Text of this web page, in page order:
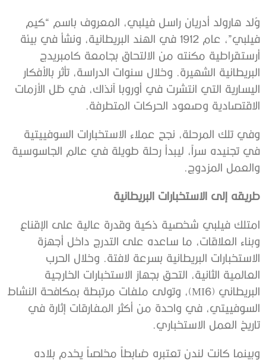
وُلد هارولد أدريان راسل فيلبي، المعروف باسم “كيم
فيلبي”، عام 1912 في الهند البريطانية، ونشأ في بيئة
أرستقراطية مكنته من الالتحاق بجامعة كامبريدج
البريطانية الشهيرة. وخلال سنوات الدراسة، تأثر بالأفكار
اليسارية التي انتشرت في أوروبا آنذاك، في ظل الأزمات
الاقتصادية وصعود الحركات المتطرفة.
وفي تلك المرحلة، نجح عملاء الاستخبارات السوفييتية
في تجنيده سراً، ليبدأ رحلة طويلة في عالم الجاسوسية
والعمل المزدوج.
طريقه إلى الاستخبارات البريطانية
امتلك فيلبي شخصية ذكية وقدرة عالية على الإقناع
وبناء العلاقات، ما ساعده على التدرج داخل أجهزة
الاستخبارات البريطانية بسرعة لافتة. وخلال الحرب
العالمية الثانية، التحق بجهاز الاستخبارات الخارجية
البريطاني (MI6)، وتولى ملفات مرتبطة بمكافحة النشاط
السوفييتي، في واحدة من أكثر المفارقات إثارة في
تاريخ العمل الاستخباري.
وبينما كانت لندن تعتبره ضابطاً مخلصاً يخدم بلاده